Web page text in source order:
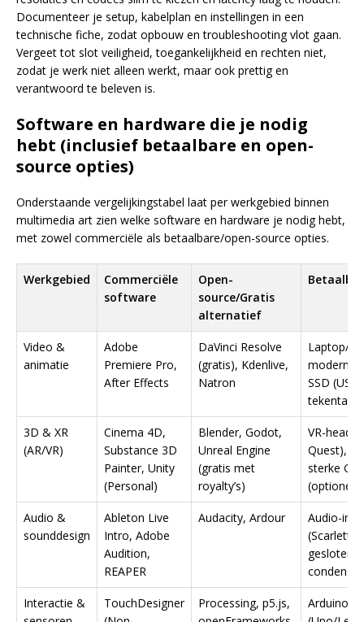
Documenteer je setup, kabelplan en instellingen in een
technische fiche, zodat opbouw en troubleshooting vlot gaan.
Vergeet tot slot veiligheid, toegankelijkheid en rechten niet,
zodat je werk niet alleen werkt, maar ook prettig en
verantwoord te beleven is.
Software en hardware die je nodig
hebt (inclusief betaalbare en open-
source opties)
Onderstaande vergelijkingstabel laat per werkgebied binnen
multimedia art zien welke software en hardware je nodig hebt,
met zowel commerciële als betaalbare/open-source opties.
Werkgebied
Commerciële
software
Open-
source/Gratis
alternatief
Video &
animatie
Adobe
Premiere Pro,
After Effects
DaVinci Resolve
(gratis), Kdenlive,
Natron
Laptop/
moderne
SSD
3D & XR
(AR/VR)
Cinema 4D,
Substance 3D
Painter, Unity
(Personal)
Blender, Godot,
Unreal Engine
(gratis met
royalty’s)
VR-
Quest),
sterke
(optioneel)
Audio &
sounddesign
Ableton Live
Intro, Adobe
Audition,
REAPER
Audacity, Ardour
Audio-
(Scarlett
gesloten
Interactie &
TouchDesigner
Processing, p5.js,
Arduino